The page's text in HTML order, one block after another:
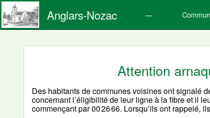
Anglars-Nozac
Attention
Des habitants de communes voisines ont signalé
concernant l’éligibilité de leur ligne à la fibre et il
commençant par 00 26 66. Lorsqu’ils ont rappelé,